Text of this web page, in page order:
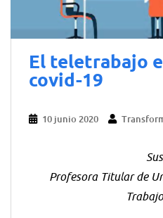
El teletrabajo
covid-19
10 junio 2020
Profesora Titular de